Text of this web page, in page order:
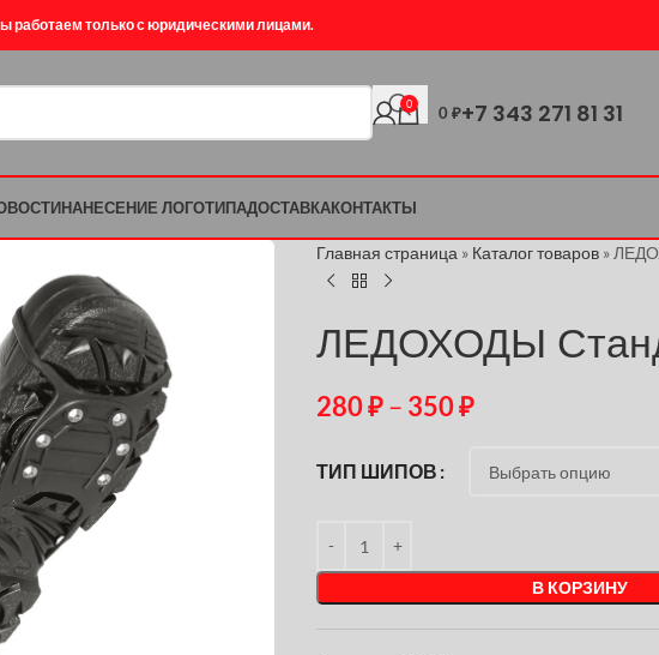
работаем только с юридическими лицами.
0 0 ₽+7 343 271 81 31
НАНЕСЕНИЕ ЛОГОТИПАДОСТАВКАКОНТАКТЫ
Главная страница » Каталог товаров »
ЛЕДОХОДЫ
280₽– 350₽
ТИП ШИПОВ
В КОРЗИНУ